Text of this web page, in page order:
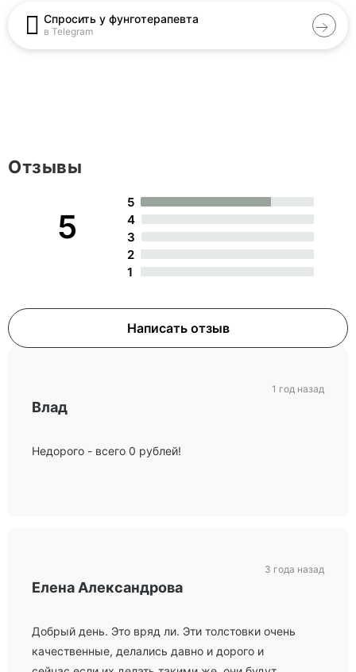
Спросить у фунготерапевта
в Telegram
5
5
4
3
2
1
Написать отзыв
Отзывы
Влад
Недорого - всего 0 рублей!
1 год назад
Елена Александрова
Добрый день. Это вряд ли. Эти толстовки очень
качественные, делались давно и дорого и
3 года назад